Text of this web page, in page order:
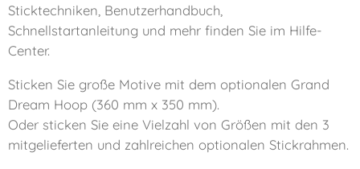
Sticktechniken, Benutzerhandbuch,
Schnellstartanleitung und mehr finden Sie im Hilfe-
Center.
Sticken Sie große Motive mit dem optionalen Grand
Dream Hoop (360 mm x 350 mm).
Oder sticken Sie eine Vielzahl von Größen mit den 3
mitgelieferten und zahlreichen optionalen Stickrahmen.